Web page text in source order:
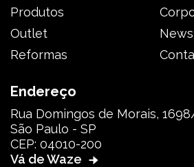
Produtos
Outlet
Reformas
News
Endereço
Rua Domingos de Morais,
São Paulo - SP
CEP: 04010-200
Vá de Waze